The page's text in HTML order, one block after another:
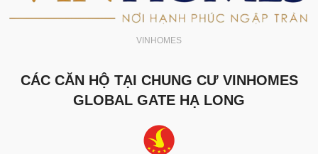
VINHOMES
CÁC CĂN HỘ TẠI CHUNG CƯ VINHOMES
GLOBAL GATE HẠ LONG